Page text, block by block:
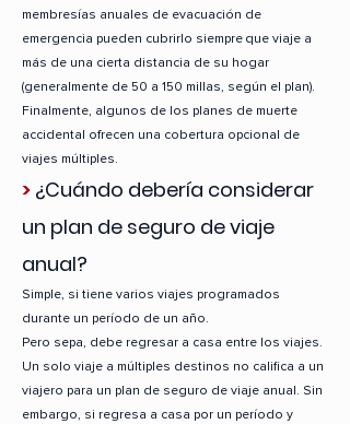
membresías anuales de evacuación de
emergencia pueden cubrirlo siempre que viaje a
más de una cierta distancia de su hogar
(generalmente de 50 a 150 millas, según el plan).
Finalmente, algunos de los planes de muerte
accidental ofrecen una cobertura opcional de
viajes múltiples.
> ¿Cuándo debería considerar
un plan de seguro de viaje
anual?
Simple, si tiene varios viajes programados
durante un período de un año.
Pero sepa, debe regresar a casa entre los viajes.
Un solo viaje a múltiples destinos no califica a un
viajero para un plan de seguro de viaje anual. Sin
embargo, si regresa a casa por un período y